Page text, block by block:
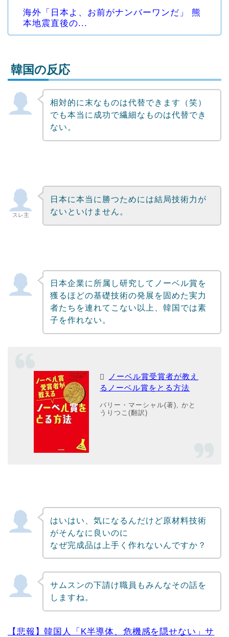
海外「日本よ、お前がナンバーワンだ」 熊
本地震直後の...
Powered by livedoor 相互RSS
韓国の反応
相対的に末なものは代替できます（笑）
でも本当に成功で繊細なものは代替でき
ない。
スレ主
日本に本当に勝つためには結局技術力が
ないといけません。
日本企業に所属し研究してノーベル賞を
獲るほどの基礎技術の発展を固めた実力
者たちを連れてこない以上、韓国では素
子を作れない。
ノーベル賞受賞者が教え
るノーベル賞をとる方法
バリー・マーシャル(著), かと
うりつこ(翻訳)
はいはい、気になるんだけど原材料技術
がそんなに良いのに
なぜ完成品は上手く作れないんですか？
サムスンの下請け職員もみんなその話を
しますね。
【悲報】韓国人「K半導体、危機感を隠せない」サ